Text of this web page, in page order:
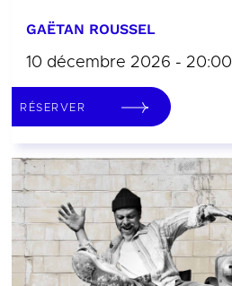
GAËTAN ROUSSEL
10 décembre 2026 - 20:00
RÉSERVER